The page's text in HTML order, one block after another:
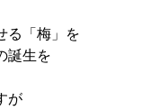
る「梅」を
誕生を
が